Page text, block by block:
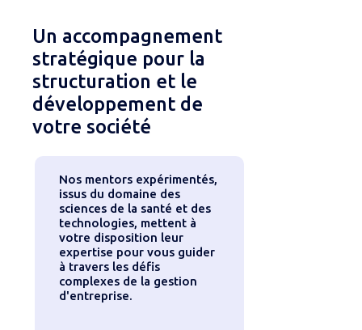
Un accompagnement
stratégique pour la
structuration et le
développement de
votre société
Nos mentors expérimentés,
issus du domaine des
sciences de la santé et des
technologies, mettent à
votre disposition leur
expertise pour vous guider
à travers les défis
complexes de la gestion
d'entreprise.